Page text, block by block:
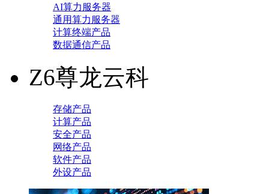
AI算力服务器
通用算力服务器
计算终端产品
数据通信产品
Z6尊龙云科
存储产品
计算产品
安全产品
网络产品
软件产品
外设产品